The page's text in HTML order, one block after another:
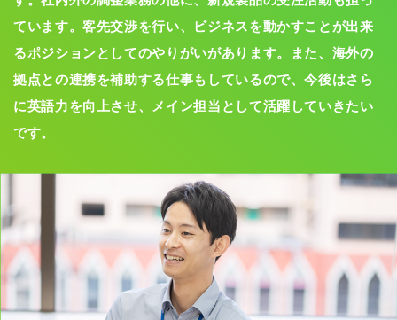
ています。客先交渉を行い、ビジネスを動かすことが出来
るポジションとしてのやりがいがあります。また、海外の
拠点との連携を補助する仕事もしているので、今後はさら
に英語力を向上させ、メイン担当として活躍していきたい
です。